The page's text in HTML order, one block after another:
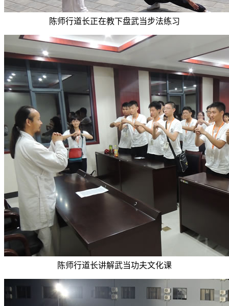
陈师行道长正在教下盘武当步法练习
陈师行道长讲解武当功夫文化课